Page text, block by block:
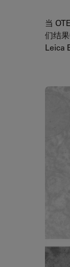
当
们结
Leica